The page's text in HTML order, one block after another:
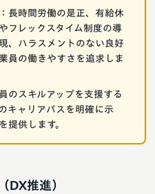
長時間労働の是正、有給休
フレックスタイム制度の導
、ハラスメントのない良好
員の働きやすさを追求しま
のスキルアップを支援する
キャリアパスを明確に示
提供します。
DX推進）